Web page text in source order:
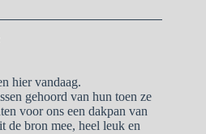
hier vandaag.
gehoord van hun toen ze
voor ons een dakpan van
de bron mee, heel leuk en